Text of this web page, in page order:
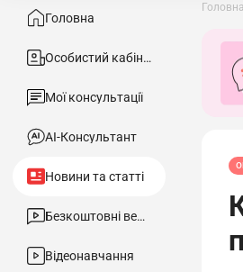
Головна
Особистий кабінет
Мої консультації
АІ-Консультант
Новини та статті
Безкоштовні вебінари
Відеонавчання
Головна